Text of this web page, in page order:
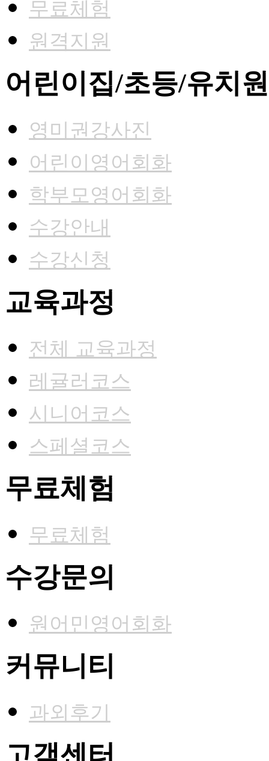
무료체험
원격지원
어린이집/초등/유치
영미권강사진
어린이영어회화
학부모영어회화
수강안내
수강신청
교육과정
전체 교육과정
레귤러코스
시니어코스
스페셜코스
무료체험
무료체험
수강문의
원어민영어회화
커뮤니티
과외후기
고객센터